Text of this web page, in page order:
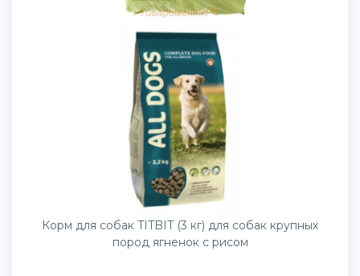
Корм для собак TITBIT (3 кг) для собак крупных
пород ягненок с рисом